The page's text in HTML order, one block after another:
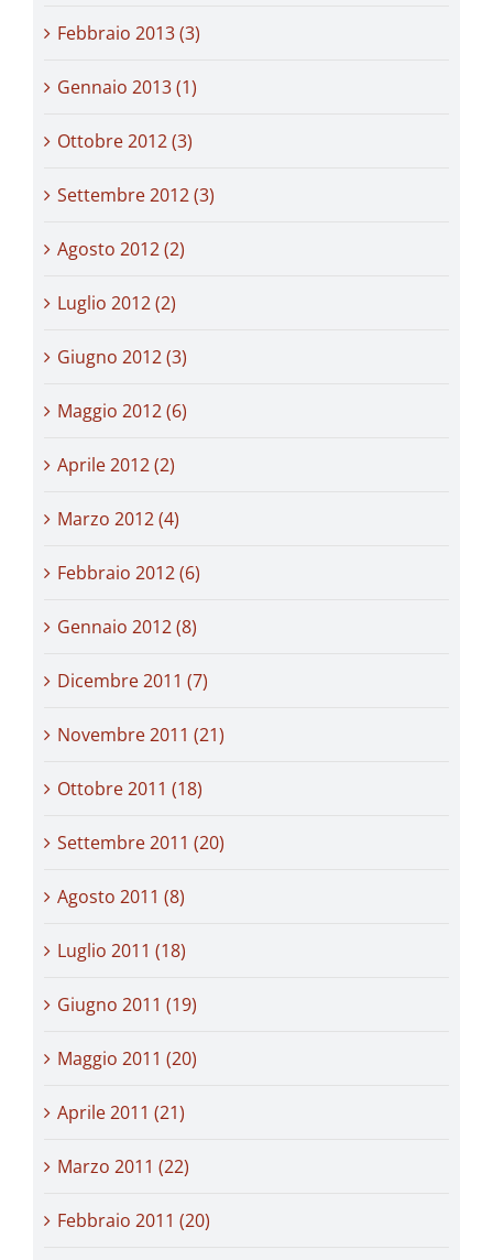
Febbraio 2013 (3)
Gennaio 2013 (1)
Ottobre 2012 (3)
Settembre 2012 (3)
Agosto 2012 (2)
Luglio 2012 (2)
Giugno 2012 (3)
Maggio 2012 (6)
Aprile 2012 (2)
Marzo 2012 (4)
Febbraio 2012 (6)
Gennaio 2012 (8)
Dicembre 2011 (7)
Novembre 2011 (21)
Ottobre 2011 (18)
Settembre 2011 (20)
Agosto 2011 (8)
Luglio 2011 (18)
Giugno 2011 (19)
Maggio 2011 (20)
Aprile 2011 (21)
Marzo 2011 (22)
Febbraio 2011 (20)